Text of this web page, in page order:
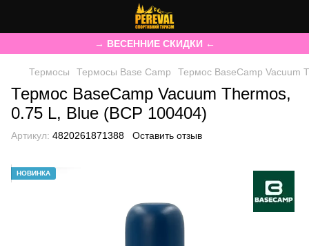
→ ВЕСЕННИЕ СКИДКИ ←
Термосы Термосы Base Camp Термос BaseCamp Vacuum
Термос BaseCamp Vacuum Thermos,
0.75 L, Blue (BCP 100404)
Артикул: 4820261871388 Оставить отзыв
НОВИНКА